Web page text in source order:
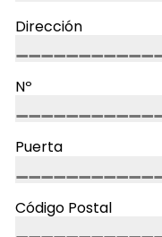
Dirección
Nº
Puerta
Código Postal